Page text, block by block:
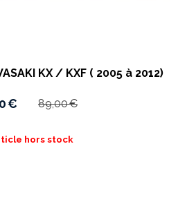
KX / KXF ( 2005 à 2012)
€ 89,00€
hors stock